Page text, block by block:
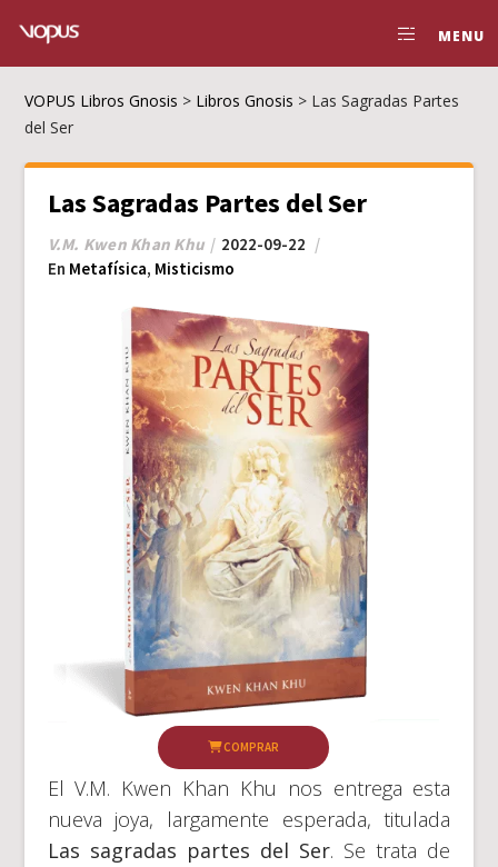
MENU
VOPUS Libros Gnosis > Libros Gnosis > Las Sagradas Partes
del Ser
Las Sagradas Partes del Ser
V.M. Kwen Khan Khu
2022-09-22
En Metafísica, Misticismo
COMPRAR
El V.M. Kwen Khan Khu nos entrega esta
nueva joya, largamente esperada, titulada
Las sagradas partes del Ser. Se trata de